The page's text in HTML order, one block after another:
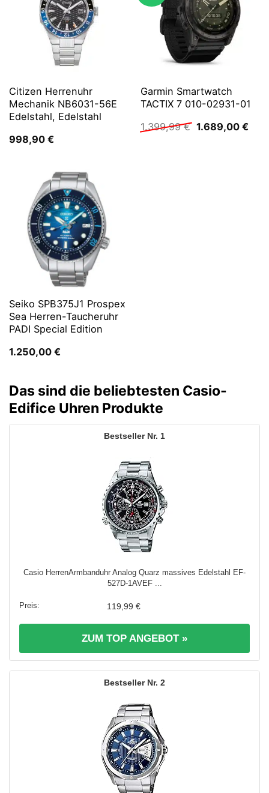
Citizen Herrenuhr
Mechanik NB6031-56E
Edelstahl, Edelstahl
998,90 €
Garmin Smartwatch
TACTIX 7 010-02931-01
1.399,99€ Ursprünglicher
1.689,00 €
Seiko SPB375J1 Prospex
Sea Herren-Taucheruhr
PADI Special Edition
1.250,00 €
Das sind die beliebtesten Casio-
Edifice Uhren Produkte
1
Casio HerrenArmbanduhr Analog Quarz massives Edelstahl EF-
527D-1AVEF ...
119,99 €
ZUM TOP ANGEBOT »
2